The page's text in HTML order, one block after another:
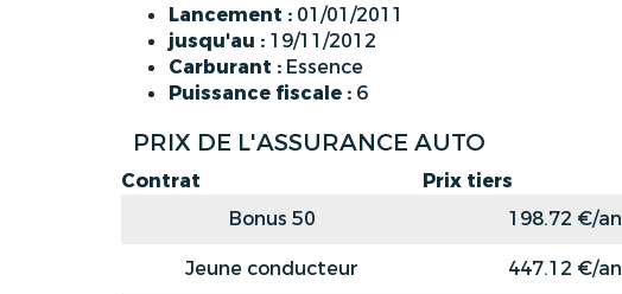
Lancement : 01/01/2011
jusqu'au : 19/11/2012
Carburant : Essence
Puissance fiscale : 6
PRIX DE L'ASSURANCE AUTO
Contrat Prix tiers
Bonus 50
198.72 €/an
Jeune conducteur
447.12 €/an